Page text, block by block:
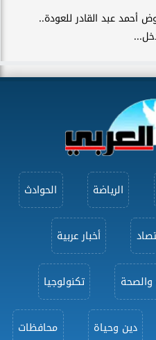
أحمد عبد القادر للعودة..
الرياضة الحوادث
أخبار عربية
والصحة تكنولوجيا
دين وحياة محافظات